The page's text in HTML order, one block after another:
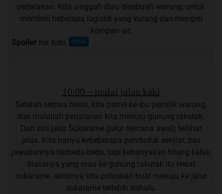
perjalanan. Kita singgah dulu disebuah warung, untuk
membeli beberapa logistik yang kurang dan mengisi
kompan air.
Spoiler for foto
10.00 – mulai jalan kaki
Setelah semua beres, kita pamit ke ibu pemilik warung,
dan mulailah perjalanan kita menuju gunung rakutak.
Dari sini jalur Sukarame (jalur rencana awal) terlihat
jelas. Kita nanya kebeberapa penduduk sekitar, dan
jawabannya berbeda-beda, tapi kebanyakan bilang kalau
biasanya yang mau ke gunung rakutak itu lewat
sukarame, akhirnya kita putuskan buat menuju ke jalur
sukarame terlebih dahulu.